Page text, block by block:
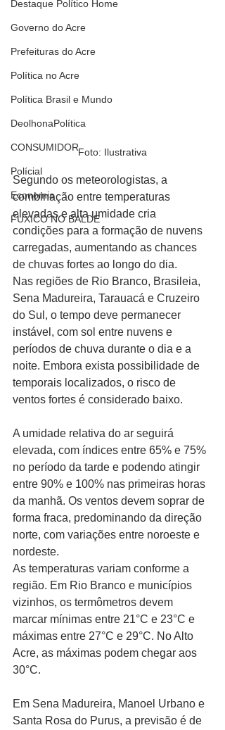
Destaque Político Home
Governo do Acre
Prefeituras do Acre
Política no Acre
Política Brasil e Mundo
DeolhonaPolítica
CONSUMIDOR
Polícial
Economia
FUXICO NO BALDE
Foto: Ilustrativa
Segundo os meteorologistas, a
combinação entre temperaturas
elevadas e alta umidade cria
condições para a formação de nuvens
carregadas, aumentando as chances
de chuvas fortes ao longo do dia.
Nas regiões de Rio Branco, Brasileia,
Sena Madureira, Tarauacá e Cruzeiro
do Sul, o tempo deve permanecer
instável, com sol entre nuvens e
períodos de chuva durante o dia e a
noite. Embora exista possibilidade de
temporais localizados, o risco de
ventos fortes é considerado baixo.
A umidade relativa do ar seguirá
elevada, com índices entre 65% e 75%
no período da tarde e podendo atingir
entre 90% e 100% nas primeiras horas
da manhã. Os ventos devem soprar de
forma fraca, predominando da direção
norte, com variações entre noroeste e
nordeste.
As temperaturas variam conforme a
região. Em Rio Branco e municípios
vizinhos, os termômetros devem
marcar mínimas entre 21°C e 23°C e
máximas entre 27°C e 29°C. No Alto
Acre, as máximas podem chegar aos
30°C.
Em Sena Madureira, Manoel Urbano e
Santa Rosa do Purus, a previsão é de